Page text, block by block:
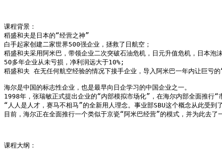
课程背景：
稻盛和夫是日本的“经营之神”
白手起家创建二家世界500强企业，拯救了日航空；
稻盛和夫采用阿米巴，带领企业二次突破石油危机，日元升值危机，日本
50多年企业从未亏损，净利润远大于10%;
稻盛和夫 在无任何航空经验的情况下接手企业，导入阿米巴一年内让巨亏
海尔是中国的标志性企业，也是最早向日企学习的中国企业之一。
1998年，张瑞敏正式提出企业的“内部模拟市场化”，在海尔内部全面推行“
“人人是人才，赛马不相马”的全新用人理念。事业部SBU这个概念从此受
目前，海尔正在全面推行一个类似于京瓷“阿米巴经营”的模式，并为此去
课程大纲：